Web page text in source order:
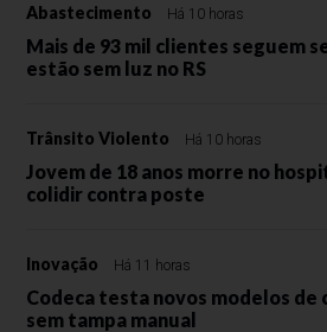
Abastecimento Há 10 horas
Mais de 93 mil clientes seguem
estão sem luz no RS
Trânsito Violento Há 10 horas
Jovem de 18 anos morre no
colidir contra poste
Inovação Há 11 horas
Codeca testa novos modelos de
sem tampa manual